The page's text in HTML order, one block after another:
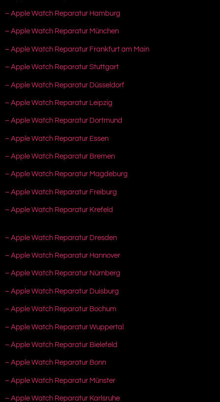
– Apple Watch Reparatur Hamburg
– Apple Watch Reparatur München
– Apple Watch Reparatur Frankfurt am Main
– Apple Watch Reparatur Stuttgart
– Apple Watch Reparatur Düsseldorf
– Apple Watch Reparatur Leipzig
– Apple Watch Reparatur Dortmund
– Apple Watch Reparatur Essen
– Apple Watch Reparatur Bremen
– Apple Watch Reparatur Magdeburg
– Apple Watch Reparatur Freiburg
– Apple Watch Reparatur Krefeld
– Apple Watch Reparatur Dresden
– Apple Watch Reparatur Hannover
– Apple Watch Reparatur Nürnberg
– Apple Watch Reparatur Duisburg
– Apple Watch Reparatur Bochum
– Apple Watch Reparatur Wuppertal
– Apple Watch Reparatur Bielefeld
– Apple Watch Reparatur Bonn
– Apple Watch Reparatur Münster
– Apple Watch Reparatur Karlsruhe